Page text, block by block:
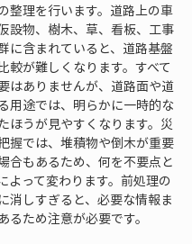
整理を行います。道路上の車
設物、樹木、草、看板、工事
に含まれていると、道路基盤
較が難しくなります。すべて
はありませんが、道路面や道
用途では、明らかに一時的な
ほうが見やすくなります。災
握では、堆積物や倒木が重要
合もあるため、何を不要点と
よって変わります。前処理の
消しすぎると、必要な情報ま
るため注意が必要です。